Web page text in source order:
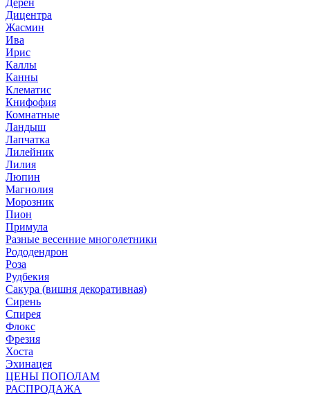
Дерен
Дицентра
Жасмин
Ива
Ирис
Каллы
Канны
Клематис
Книфофия
Комнатные
Ландыш
Лапчатка
Лилейник
Лилия
Люпин
Магнолия
Морозник
Пион
Примула
Разные весенние многолетники
Рододендрон
Роза
Рудбекия
Сакура (вишня декоративная)
Сирень
Спирея
Флокс
Фрезия
Хоста
Эхинацея
ЦЕНЫ ПОПОЛАМ
РАСПРОДАЖА